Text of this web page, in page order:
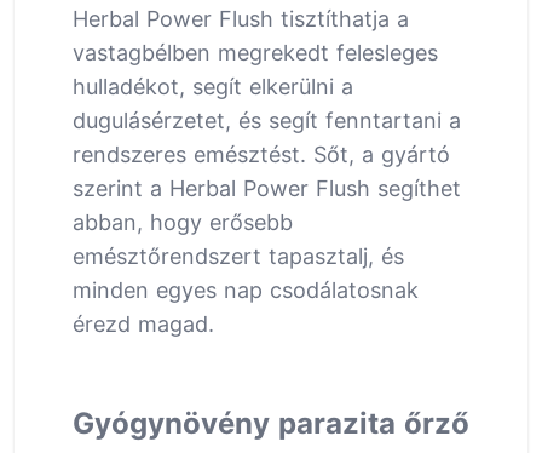
Herbal Power Flush tisztíthatja a
vastagbélben megrekedt felesleges
hulladékot, segít elkerülni a
dugulásérzetet, és segít fenntartani a
rendszeres emésztést. Sőt, a gyártó
szerint a Herbal Power Flush segíthet
abban, hogy erősebb
emésztőrendszert tapasztalj, és
minden egyes nap csodálatosnak
érezd magad.
Gyógynövény parazita őrző